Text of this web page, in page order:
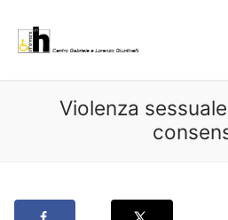
contenuto
Violenza